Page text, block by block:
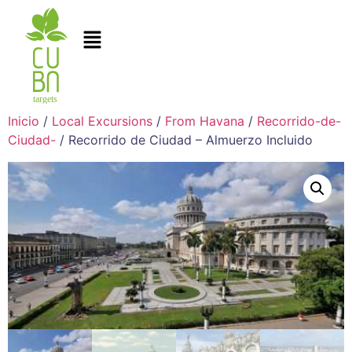
Inicio / Local Excursions / From Havana / Recorrido-de-
Ciudad- / Recorrido de Ciudad – Almuerzo Incluido